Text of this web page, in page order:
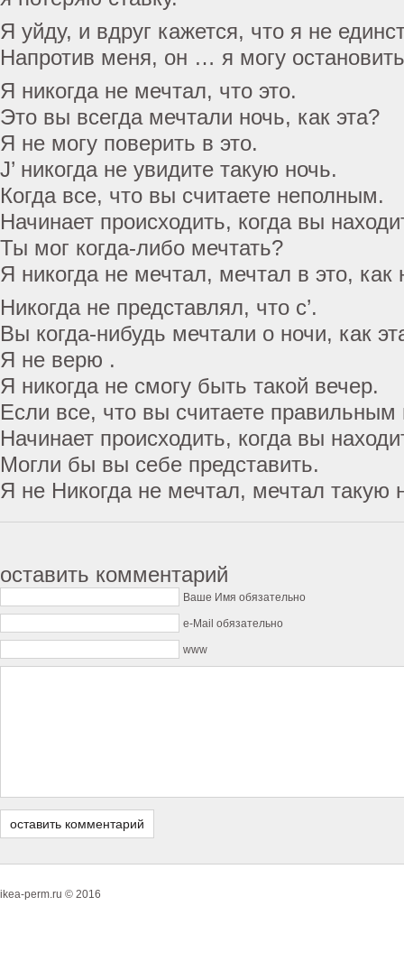
Я уйду, и вдруг кажется, что я не
Напротив меня, он … я могу
Я никогда не мечтал, что это.
Это вы всегда мечтали ночь, как эта?
Я не могу поверить в это.
J’ никогда не увидите такую ночь.
Когда все, что вы считаете неполным.
Начинает происходить, когда вы
Ты мог когда-либо мечтать?
Я никогда не мечтал, мечтал в это, как
Никогда не представлял, что c’.
Вы когда-нибудь мечтали о ночи, как
Я не верю .
Я никогда не смогу быть такой вечер.
Если все, что вы считаете
Начинает происходить, когда вы
Могли бы вы себе представить.
Я не Никогда не мечтал, мечтал такую
оставить комментарий
Ваше Имя обязательно
e-Mail обязательно
www
ikea-perm.ru © 2016